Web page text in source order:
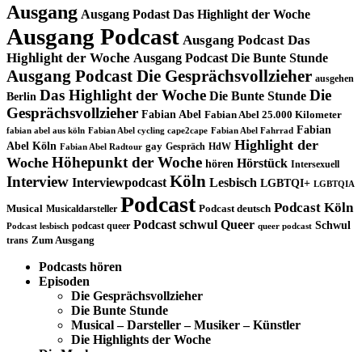
Ausgang Ausgang Podast Das Highlight der Woche
Ausgang Podcast Ausgang Podcast Das
Highlight der Woche Ausgang Podcast Die Bunte Stunde
Ausgang Podcast Die Gesprächsvollzieher ausgehen
Berlin Das Highlight der Woche Die Bunte Stunde Die
Gesprächsvollzieher Fabian Abel Fabian Abel 25.000 Kilometer
fabian abel aus köln Fabian Abel cycling cape2cape Fabian Abel Fahrrad Fabian
Abel Köln Fabian Abel Radtour gay Gespräch HdW Highlight der
Woche Höhepunkt der Woche hören Hörstück Intersexuell
Interview Interviewpodcast Köln Lesbisch LGBTQI+ LGBTQIA
Musical Musicaldarsteller Podcast Podcast deutsch Podcast Köln
Podcast lesbisch podcast queer Podcast schwul Queer queer podcast Schwul
trans Zum Ausgang
Podcasts hören
Episoden
Die Gesprächsvollzieher
Die Bunte Stunde
Musical – Darsteller – Musiker – Künstler
Die Highlights der Woche